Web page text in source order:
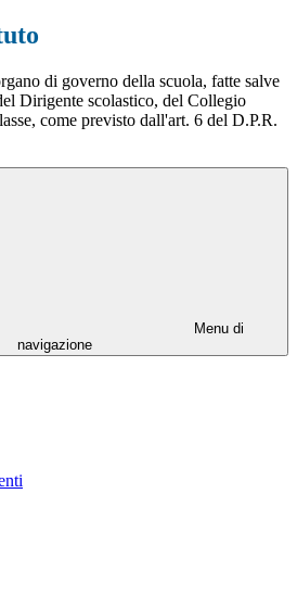
di governo della scuola, fatte salve
Dirigente scolastico, del Collegio
come previsto dall'art. 6 del D.P.R.
Menu di
navigazione